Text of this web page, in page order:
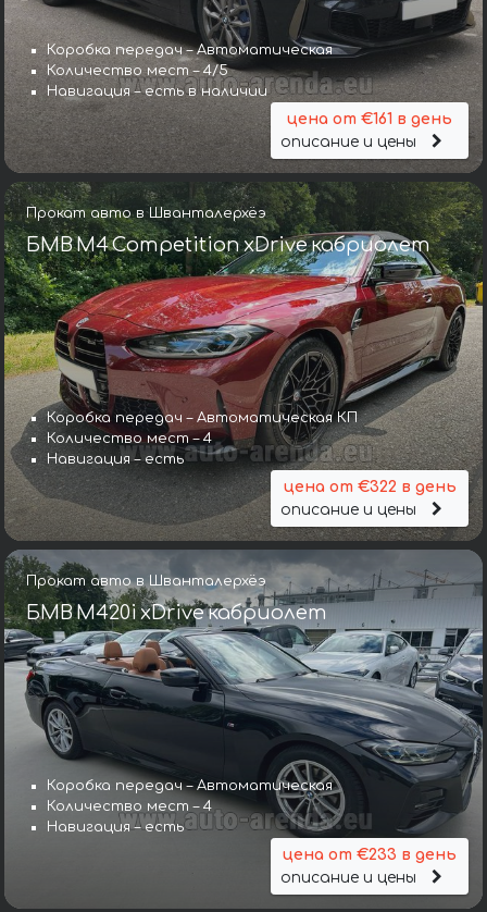
Коробка передач – Автоматическая
Количество мест – 4/5
Навигация – есть в наличии
цена от €161 в день
описание и цены
Прокат авто в Шванталерхёэ
БМВ M4 Competition xDrive кабриолет
Коробка передач – Автоматическая КП
Количество мест – 4
Навигация – есть
цена от €322 в день
описание и цены
Прокат авто в Шванталерхёэ
БМВ M420i xDrive кабриолет
Коробка передач – Автоматическая
Количество мест – 4
Навигация – есть
цена от €233 в день
описание и цены